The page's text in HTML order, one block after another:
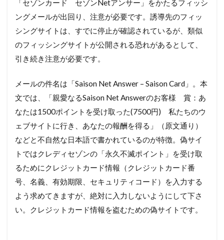
「セゾンカード セゾンNetアンサー」をかたるフィッシ
ングメールが出回り、注意が必要です。誘導先のフィッ
シングサイトは、すでに停止が確認されているが、類似
のフィッシングサイトが公開される恐れがあるとして、
引き続き注意が必要です。
メールの件名は「Saison Net Answer – Saison Card」。本
文では、「親愛なるSaison Net Answerのお客様 賞：あ
なたは1500ポイントを受け取った(7500円) 私たちのウ
ェブサイトに行き、あなたの報酬を得る」（原文通り）
などと不自然な日本語で書かれているのが特徴。偽サイ
トではクレディセゾンの「永久不滅ポイント」を受け取
るためにクレジットカード情報（クレジットカード番
号、名義、有効期限、セキュリティコード）を入力する
よう求めてきますが、絶対に入力しないようにして下さ
い。クレジットカード情報を盗むための偽サイトです。